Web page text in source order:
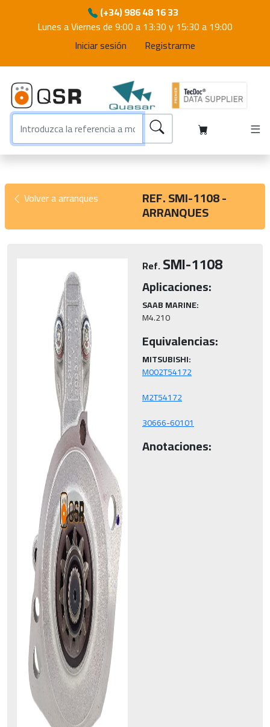
(+34) 986 48 16 33
Lunes a Viernes de 9:00 a 13:30 y 15:30 a 19:00
Iniciar sesión
Registrarme
Volver a arranques REF. SMI-1108 -
ARRANQUES
Ref.SMI-1108
Aplicaciones:
SAAB MARINE:
M4.210
Equivalencias:
MITSUBISHI:
30666-60101
Anotaciones: